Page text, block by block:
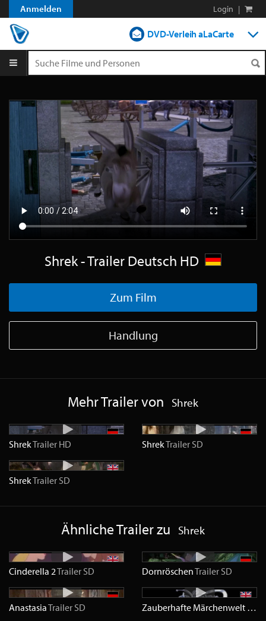
Anmelden Login |
DVD-Verleih aLaCarte
Shop
Blog
Shrek - Trailer Deutsch HD
Zum Film
Handlung
Mehr Trailer von Shrek
ShrekTrailer HD ShrekTrailer SD
ShrekTrailer SD
Ähnliche Trailer zu Shrek
Cinderella 2Trailer SD DornröschenTrailer SD
AnastasiaTrailer SD Zauberhafte Märchenwelt - Teil 1